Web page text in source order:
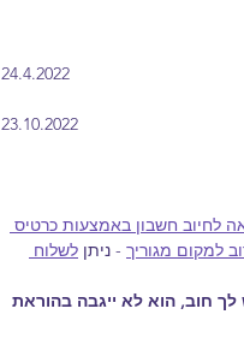
​24.4.2022
​23.10.2022
לחיוב חשבון באמצעות כרטיס
למקום מגוריך - ניתן לשלוח
חוב, הוא לא ייגבה בהוראת